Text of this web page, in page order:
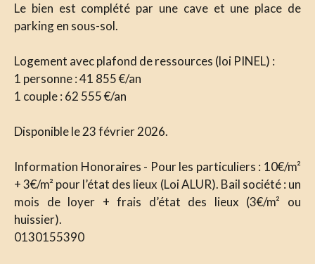
Le bien est complété par une cave et une place de
parking en sous-sol.
Logement avec plafond de ressources (loi PINEL) :
1 personne : 41 855 €/an
1 couple : 62 555 €/an
Disponible le 23 février 2026.
Information Honoraires - Pour les particuliers : 10€/m²
+ 3€/m² pour l’état des lieux (Loi ALUR). Bail société : un
mois de loyer + frais d’état des lieux (3€/m² ou
huissier).
0130155390